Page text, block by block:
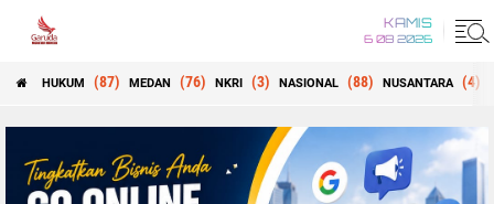
KAMIS
6 08 2026
HUKUM (87) MEDAN (76) NKRI (3) NASIONAL (88) NUSANTARA (4)